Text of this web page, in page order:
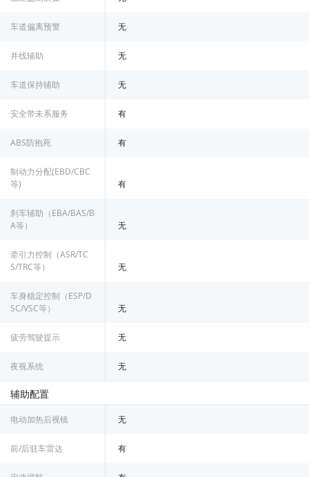
车道偏离预警 无
并线辅助 无
车道保持辅助 无
安全带未系服务 有
ABS防抱死 有
制动力分配(EBD/CBC
等)
有
刹车辅助（EBA/BAS/B
A等）
无
牵引力控制（ASR/TC
S/TRC等）
无
车身稳定控制（ESP/D
SC/VSC等）
无
疲劳驾驶提示 无
夜视系统 无
辅助配置
电动加热后视镜 无
前/后驻车雷达 有